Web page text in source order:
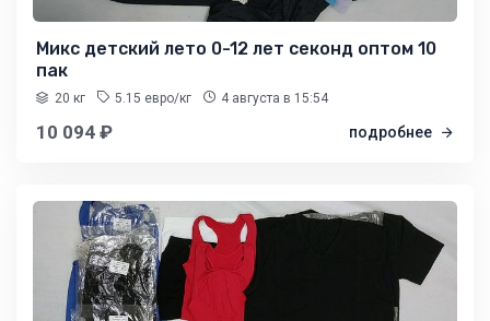
Микс детский лето 0-12 лет секонд оптом 10
пак
20 кг 5.15 евро/кг 4 августа в 15:54
10 094 ₽ подробнее